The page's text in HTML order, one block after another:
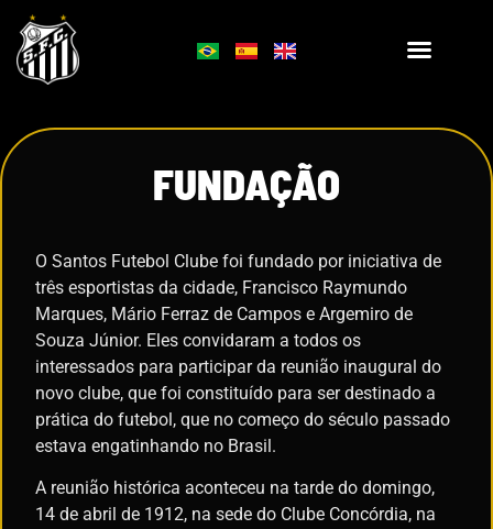
FUNDAÇÃO
O Santos Futebol Clube foi fundado por iniciativa de
três esportistas da cidade, Francisco Raymundo
Marques, Mário Ferraz de Campos e Argemiro de
Souza Júnior. Eles convidaram a todos os
interessados para participar da reunião inaugural do
novo clube, que foi constituído para ser destinado a
prática do futebol, que no começo do século passado
estava engatinhando no Brasil.
A reunião histórica aconteceu na tarde do domingo,
14 de abril de 1912, na sede do Clube Concórdia, na